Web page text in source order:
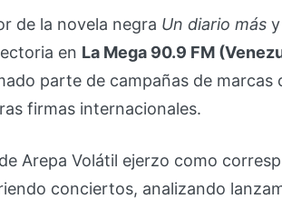
de la novela negra Un diario másy
en La Mega 90.9 FM
parte de campañas de marcas
firmas internacionales.
Arepa Volátil ejerzo como
conciertos, analizando